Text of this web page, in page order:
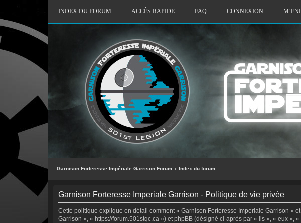
INDEX DU FORUM ACCÈS RAPIDE FAQ CONNEXION
Garnison Forteresse Impériale Garrison Forum Index du forum
Garnison Forteresse Imperiale Garrison - Politique de vie privée
Cette politique explique en détail comment « Garnison Forteresse Imperiale Garrison »
Garrison », « https://forum.501stqc.ca ») et phpBB (désigné ci-après par « ils », « eux